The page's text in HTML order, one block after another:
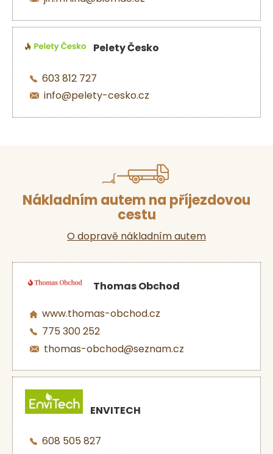
Pelety Česko
603 812 727
info@pelety-cesko.cz
Nákladním autem na příjezdovou
cestu
O dopravě nákladním autem
Thomas Obchod
www.thomas-obchod.cz
775 300 252
thomas-obchod@seznam.cz
ENVITECH
608 505 827